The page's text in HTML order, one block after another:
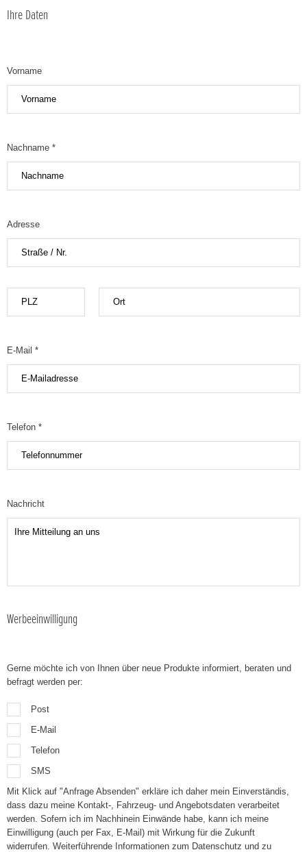
Ihre Daten
Vorname
Nachname *
Adresse
E-Mail *
Telefon *
Nachricht
Werbeeinwilligung
Gerne möchte ich von Ihnen über neue Produkte informiert, beraten und
befragt werden per:
Post
E-Mail
Telefon
SMS
Mit Klick auf "Anfrage Absenden" erkläre ich daher mein Einverständis,
dass dazu meine Kontakt-, Fahrzeug- und Angebotsdaten verarbeitet
werden. Sofern ich im Nachhinein Einwände habe, kann ich meine
Einwilligung (auch per Fax, E-Mail) mit Wirkung für die Zukunft
widerrufen. Weiterführende Informationen zum Datenschutz und zu